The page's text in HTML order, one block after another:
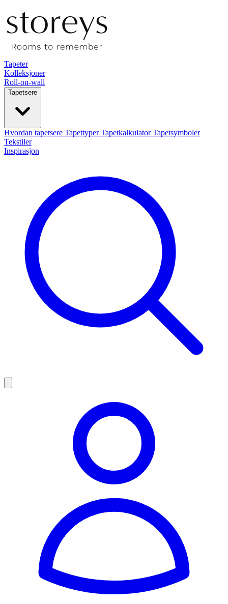
Tapeter
Kolleksjoner
Roll-on-wall
Tapetsere
Hvordan tapetsere TapettyperTapetkalkulatorTapetsymboler
Tekstiler
Inspirasjon